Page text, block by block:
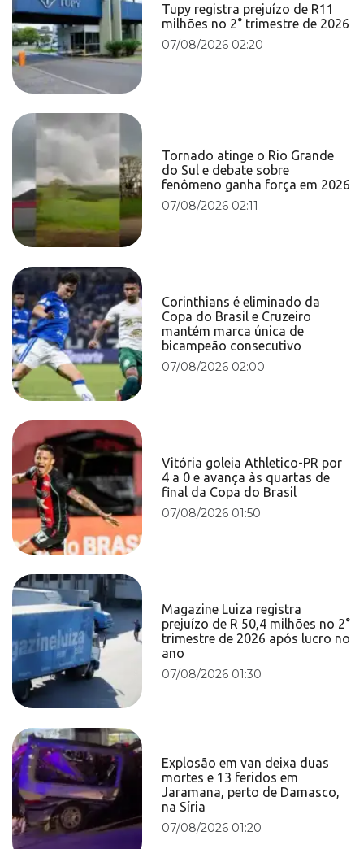
Tupy registra prejuízo de R11
milhões no 2° trimestre de 2026
07/08/2026 02:20
Tornado atinge o Rio Grande
do Sul e debate sobre
fenômeno ganha força em 2026
07/08/2026 02:11
Corinthians é eliminado da
Copa do Brasil e Cruzeiro
mantém marca única de
bicampeão consecutivo
07/08/2026 02:00
Vitória goleia Athletico-PR por
4 a 0 e avança às quartas de
final da Copa do Brasil
07/08/2026 01:50
Magazine Luiza registra
prejuízo de R 50,4 milhões no 2°
trimestre de 2026 após lucro no
ano
07/08/2026 01:30
Explosão em van deixa duas
mortes e 13 feridos em
Jaramana, perto de Damasco,
na Síria
07/08/2026 01:20